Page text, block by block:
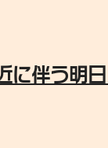
に伴う明